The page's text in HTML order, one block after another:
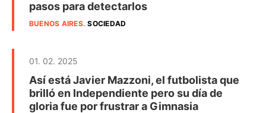
pasos para detectarlos
BUENOS AIRES.SOCIEDAD
01. 02. 2025
Así está Javier Mazzoni, el futbolista que
brilló en Independiente pero su día de
gloria fue por frustrar a Gimnasia